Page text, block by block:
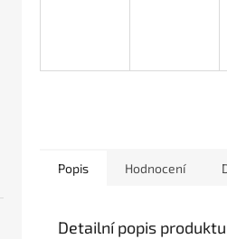
Popis Hodnocení
Detailní popis produktu